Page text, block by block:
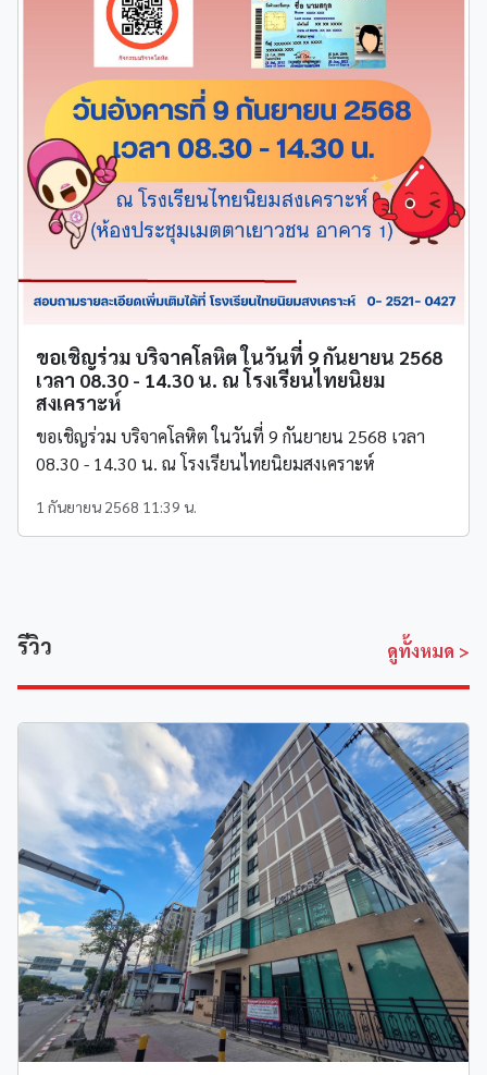
ขอเชิญร่วม บริจาคโลหิต ในวันที่ 9 กันยายน 2568
เวลา 08.30 - 14.30 น. ณ โรงเรียนไทยนิยม
สงเคราะห์
ขอเชิญร่วม บริจาคโลหิต ในวันที่ 9 กันยายน 2568 เวลา
08.30 - 14.30 น. ณ โรงเรียนไทยนิยมสงเคราะห์
1 กันยายน 2568 11:39 น.
รีวิว ดูทั้งหมด >